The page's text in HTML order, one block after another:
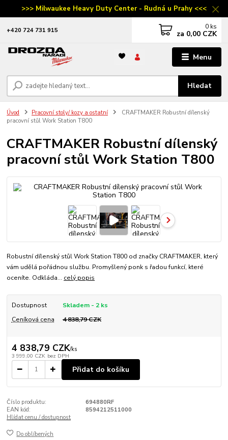
>>> Milwaukee Heavy Duty Center - Rudná u Prahy <<<
Menu
Hledat
‭+420 724 731 915 0 ks
za 0,00 CZK
Úvod Pracovní stoly/ kozy a ostatní
CRAFTMAKER Robustní dílenský
pracovní stůl Work Station T800
CRAFTMAKER Robustní dílenský
pracovní stůl Work Station T800
Robustní dílenský stůl Work Station T800 od značky CRAFTMAKER, který
vám udělá pořádnou službu. Promyšlený ponk s řadou funkcí, které
oceníte. Odkláda... celý popis
Dostupnost
Skladem - 2 ks
Ceníková cena
4 838,79 CZK
4 838,79 CZK/ks
3 999,00 CZK bez DPH
Přidat do košíku
Číslo produktu:
694880RF
EAN kód:
8594212511000
Hlídat cenu / dostupnost
Do oblíbených